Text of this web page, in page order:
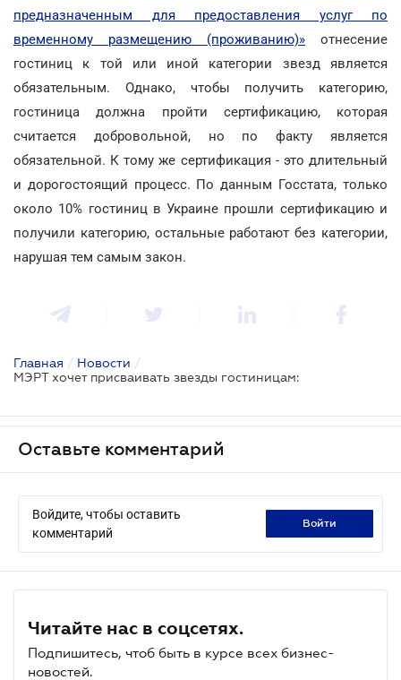
предназначенным для предоставления услуг по
временному размещению (проживанию)» отнесение
гостиниц к той или иной категории звезд является
обязательным. Однако, чтобы получить категорию,
гостиница должна пройти сертификацию, которая
считается добровольной, но по факту является
обязательной. К тому же сертификация - это длительный
и дорогостоящий процесс. По данным Госстата, только
около 10% гостиниц в Украине прошли сертификацию и
получили категорию, остальные работают без категории,
нарушая тем самым закон.
Главная / Новости /
МЭРТ хочет присваивать звезды гостиницам:
Оставьте комментарий
Войдите, чтобы оставить
комментарий
войти
Читайте нас в соцсетях.
Подпишитесь, чтоб быть в курсе всех бизнес-
новостей.